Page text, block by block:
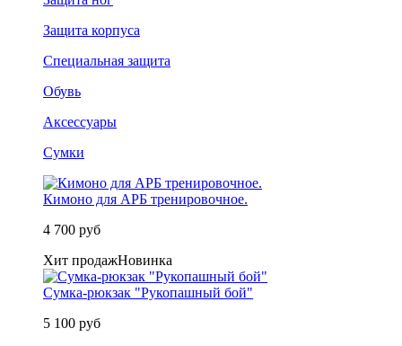
Защита корпуса
Специальная защита
Обувь
Аксессуары
Сумки
Кимоно для АРБ тренировочное.
4 700 руб
Хит продажНовинка
Сумка-рюкзак "Рукопашный бой"
5 100 руб